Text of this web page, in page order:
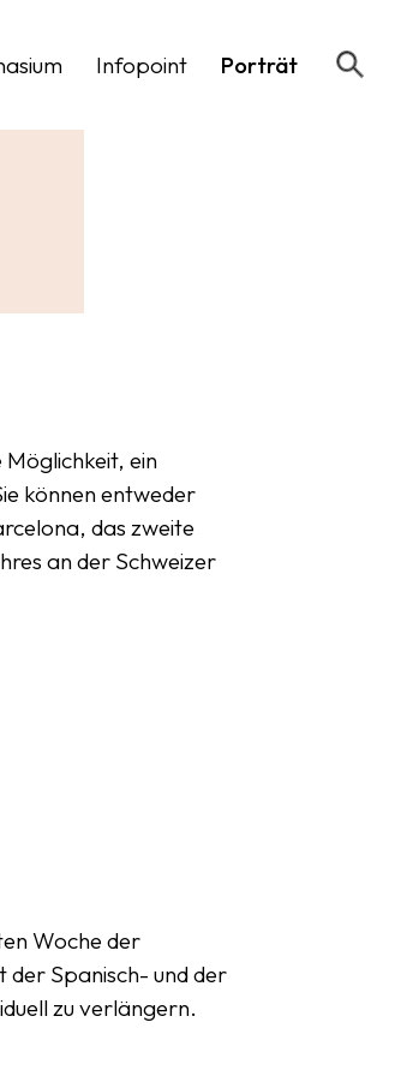
Infopoint Porträt
ein
können entweder
das zweite
an der Schweizer
Woche der
Spanisch- und der
zu verlängern.